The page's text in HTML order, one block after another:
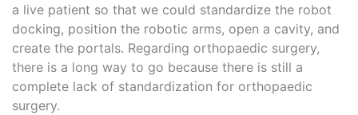
a live patient so that we could standardize the robot
docking, position the robotic arms, open a cavity, and
create the portals. Regarding orthopaedic surgery,
there is a long way to go because there is still a
complete lack of standardization for orthopaedic
surgery.